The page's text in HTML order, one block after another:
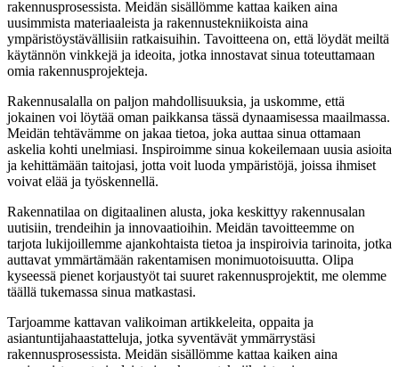
rakennusprosessista. Meidän sisällömme kattaa kaiken aina
uusimmista materiaaleista ja rakennustekniikoista aina
ympäristöystävällisiin ratkaisuihin. Tavoitteena on, että löydät meiltä
käytännön vinkkejä ja ideoita, jotka innostavat sinua toteuttamaan
omia rakennusprojekteja.
Rakennusalalla on paljon mahdollisuuksia, ja uskomme, että
jokainen voi löytää oman paikkansa tässä dynaamisessa maailmassa.
Meidän tehtävämme on jakaa tietoa, joka auttaa sinua ottamaan
askelia kohti unelmiasi. Inspiroimme sinua kokeilemaan uusia asioita
ja kehittämään taitojasi, jotta voit luoda ympäristöjä, joissa ihmiset
voivat elää ja työskennellä.
Rakennatilaa on digitaalinen alusta, joka keskittyy rakennusalan
uutisiin, trendeihin ja innovaatioihin. Meidän tavoitteemme on
tarjota lukijoillemme ajankohtaista tietoa ja inspiroivia tarinoita, jotka
auttavat ymmärtämään rakentamisen monimuotoisuutta. Olipa
kyseessä pienet korjaustyöt tai suuret rakennusprojektit, me olemme
täällä tukemassa sinua matkastasi.
Tarjoamme kattavan valikoiman artikkeleita, oppaita ja
asiantuntijahaastatteluja, jotka syventävät ymmärrystäsi
rakennusprosessista. Meidän sisällömme kattaa kaiken aina